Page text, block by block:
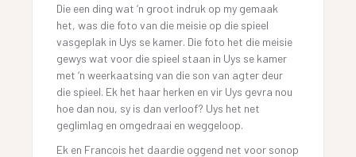
Die een ding wat ‘n groot indruk op my gemaak
het, was die foto van die meisie op die spieel
vasgeplak in Uys se kamer. Die foto het die meisie
gewys wat voor die spieel staan in Uys se kamer
met ‘n weerkaatsing van die son van agter deur
die spieel. Ek het haar herken en vir Uys gevra nou
hoe dan nou, sy is dan verloof? Uys het net
geglimlag en omgedraai en weggeloop.
Ek en Francois het daardie oggend net voor sonop